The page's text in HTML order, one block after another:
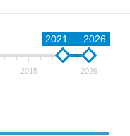
2021 — 2026
2015 2026